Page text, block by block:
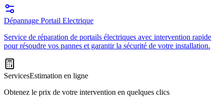
Dépannage Portail Electrique
Service de réparation de portails électriques avec intervention rapide
pour résoudre vos pannes et garantir la sécurité de votre installation.
ServicesEstimation en ligne
Obtenez le prix de votre intervention en quelques clics